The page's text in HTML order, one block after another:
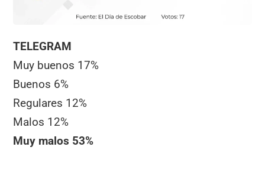
TELEGRAM
Muy buenos 17%
Buenos 6%
Regulares 12%
Malos 12%
Muy malos 53%